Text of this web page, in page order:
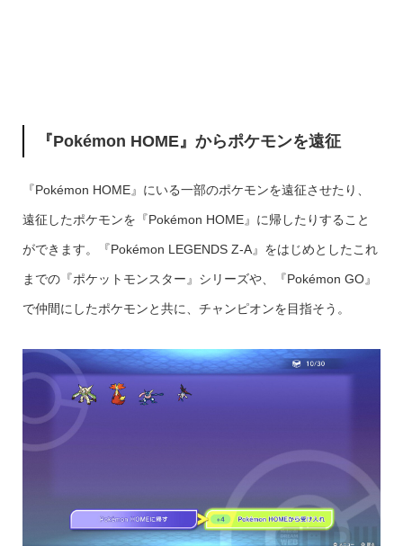
『Pokémon HOME』からポケモンを遠征
『Pokémon HOME』にいる一部のポケモンを遠征させたり、
遠征したポケモンを『Pokémon HOME』に帰したりすること
ができます。『Pokémon LEGENDS Z-A』をはじめとしたこれ
までの『ポケットモンスター』シリーズや、『Pokémon GO』
で仲間にしたポケモンと共に、チャンピオンを目指そう。